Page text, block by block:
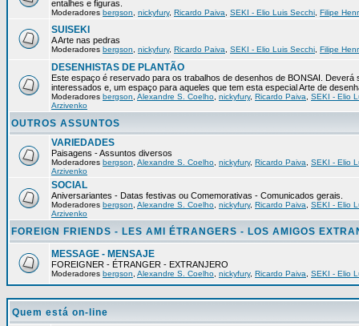
entalhes e figuras.
Moderadores bergson nickyfury, Ricardo Paiva SEKI - Elio Luis Secchi Filipe
SUISEKI
A Arte nas pedras
Moderadores bergson nickyfury, Ricardo Paiva SEKI - Elio Luis Secchi Filipe
DESENHISTAS DE PLANTÃO
Este espaço é reservado para os trabalhos de desenhos de BONSAI. Deverá
interessados e, um espaço para aqueles que tem esta especial Arte de
Moderadores bergson Alexandre S. Coelho nickyfury, Ricardo Paiva
SEKI - Elio
Arzivenko
OUTROS ASSUNTOS
VARIEDADES
Paisagens - Assuntos diversos
Moderadores bergson Alexandre S. Coelho nickyfury, Ricardo Paiva
SEKI - Elio
Arzivenko
SOCIAL
Aniversariantes - Datas festivas ou Comemorativas - Comunicados gerais.
Moderadores bergson Alexandre S. Coelho nickyfury, Ricardo Paiva
SEKI - Elio
Arzivenko
FOREIGN FRIENDS - LES AMI ÉTRANGERS - LOS AMIGOS
MESSAGE - MENSAJE
FOREIGNER - ÉTRANGER - EXTRANJERO
Moderadores bergson Alexandre S. Coelho nickyfury, Ricardo Paiva SEKI - Elio
Quem está on-line